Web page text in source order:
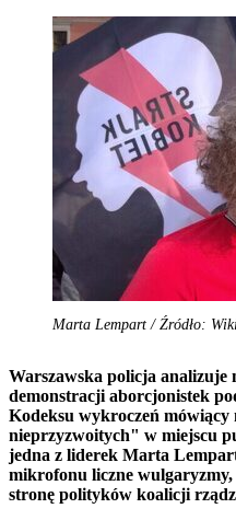
Marta Lempart / Źródło:
Warszawska policja analizuje
demonstracji aborcjonistek
Kodeksu wykroczeń mówiący
nieprzyzwoitych" w miejscu
jedna z liderek Marta
mikrofonu liczne
stronę polityków koalicji